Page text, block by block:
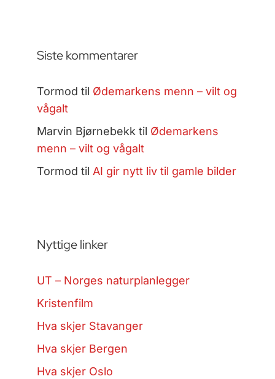
Siste kommentarer
Tormod til Ødemarkens menn – vilt og
vågalt
Marvin Bjørnebekk til Ødemarkens
menn – vilt og vågalt
Tormod til AI gir nytt liv til gamle bilder
Nyttige linker
UT – Norges naturplanlegger
Kristenfilm
Hva skjer Stavanger
Hva skjer Bergen
Hva skjer Oslo